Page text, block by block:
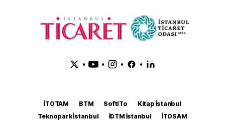
• • • •
İTOTAM BTM SoftITo
Kitap İstanbul
Teknopark İstanbul
İDTM İstanbul
İTOSAM